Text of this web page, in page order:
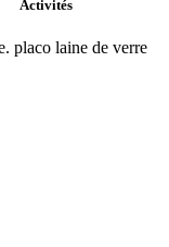
Activités
placo laine de verre